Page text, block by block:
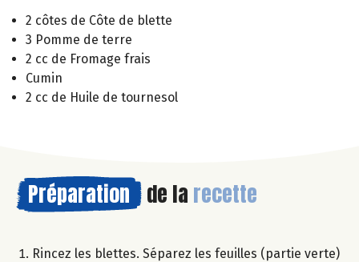
2 côtes de Côte de blette
3 Pomme de terre
2 cc de Fromage frais
Cumin
2 cc de Huile de tournesol
Préparation de la recette
Rincez les blettes. Séparez les feuilles (partie verte)